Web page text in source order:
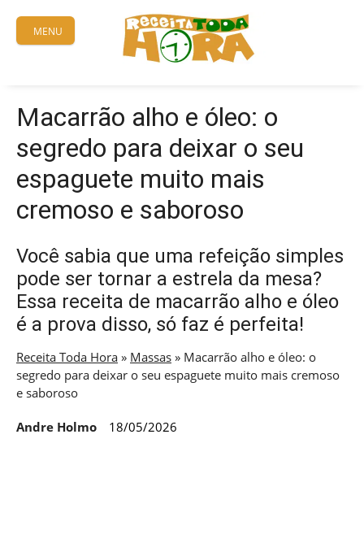
content
MENU
Macarrão alho e óleo: o
segredo para deixar o seu
espaguete muito mais
cremoso e saboroso
Você sabia que uma refeição simples
pode ser tornar a estrela da mesa?
Essa receita de macarrão alho e óleo
é a prova disso, só faz é perfeita!
Receita Toda Hora » Massas » Macarrão alho e óleo: o
segredo para deixar o seu espaguete muito mais cremoso
e saboroso
Andre Holmo 18/05/2026